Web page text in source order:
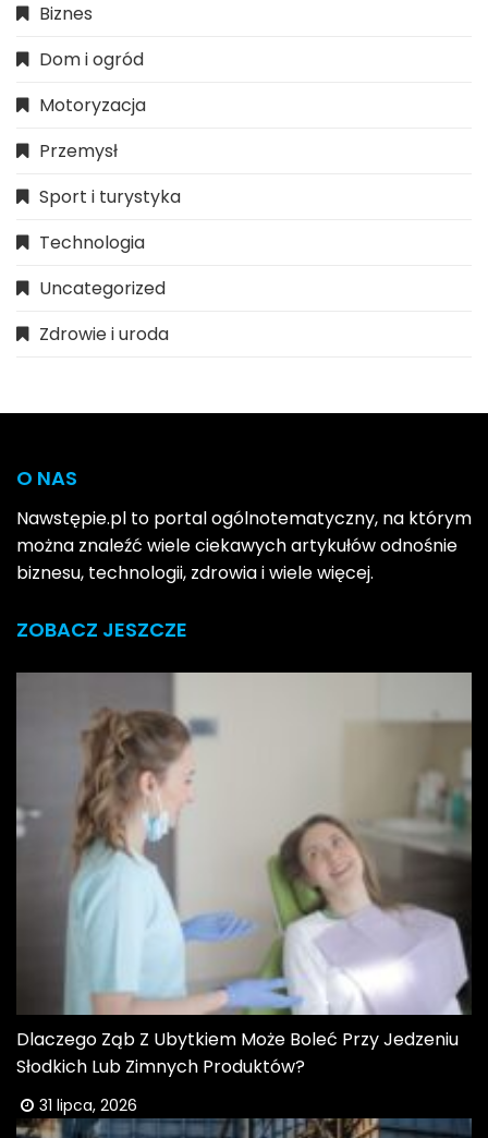
Biznes
Dom i ogród
Motoryzacja
Przemysł
Sport i turystyka
Technologia
Uncategorized
Zdrowie i uroda
O NAS
Nawstępie.pl to portal ogólnotematyczny, na którym
można znaleźć wiele ciekawych artykułów odnośnie
biznesu, technologii, zdrowia i wiele więcej.
ZOBACZ JESZCZE
Dlaczego Ząb Z Ubytkiem Może Boleć Przy Jedzeniu
Słodkich Lub Zimnych Produktów?
31 lipca, 2026